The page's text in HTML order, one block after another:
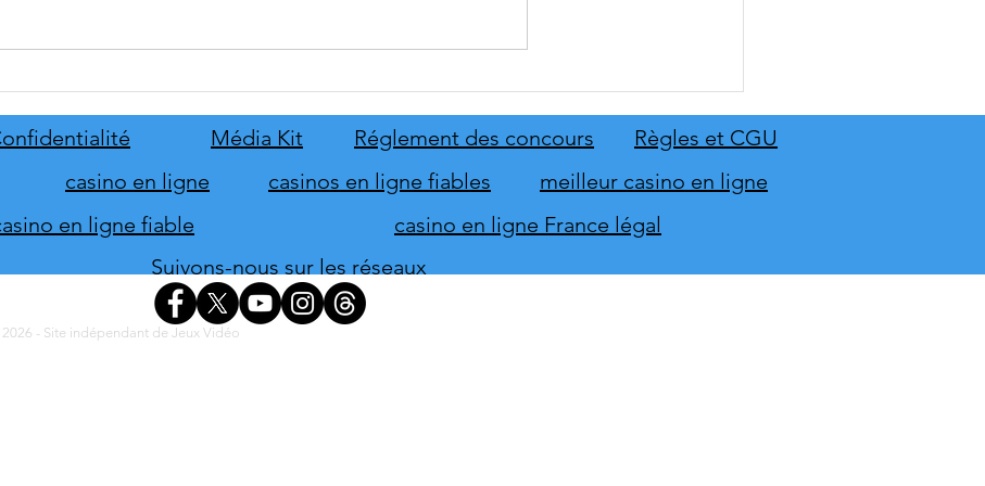
de son extension Homme
d'honneur
Média Kit Règles et CGU
Réglement des concours
meilleur casino en ligne
casino en ligne
casinos en ligne fiables
en ligne fiable
casino en ligne France légal
Suivons-nous sur les réseaux
- Site indépendant de Jeux Vidéo